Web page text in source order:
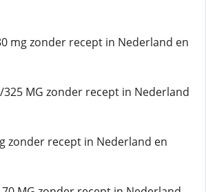
mg zonder recept in Nederland en
MG zonder recept in Nederland
zonder recept in Nederland en